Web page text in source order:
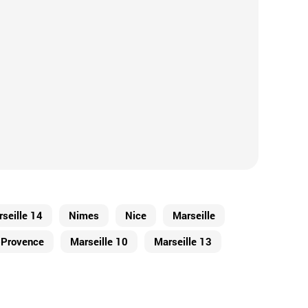
14 Nimes Nice
Marseille
Marseille 10
Marseille 13